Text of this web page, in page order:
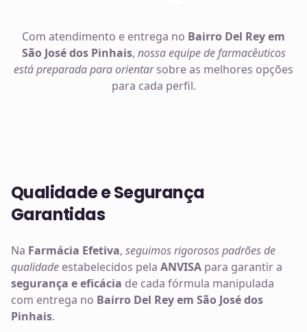
Com atendimento e entrega no Bairro Del Rey em
São José dos Pinhais, nossa equipe de farmacêuticos
está preparada para orientarsobre as melhores opções
para cada perfil.
Qualidade e Segurança
Garantidas
Na Farmácia Efetiva, seguimos rigorosos padrões de
qualidade estabelecidos pela ANVISA para garantir a
segurança e eficácia de cada fórmula manipulada
com entrega no Bairro Del Rey em São José dos
Pinhais.